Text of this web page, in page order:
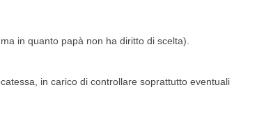
in quanto papà non ha diritto di scelta).
in carico di controllare soprattutto eventuali